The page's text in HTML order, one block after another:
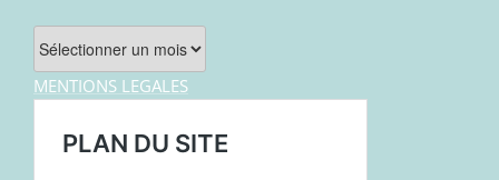
Archives
MENTIONS LEGALES